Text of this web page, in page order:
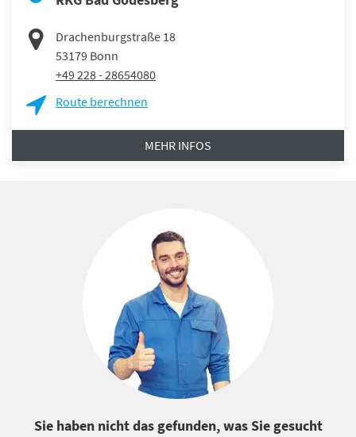
Drachenburgstraße 18
53179 Bonn
+49 228 - 28654080
Route berechnen
MEHR INFOS
Sie haben nicht das gefunden, was Sie gesucht